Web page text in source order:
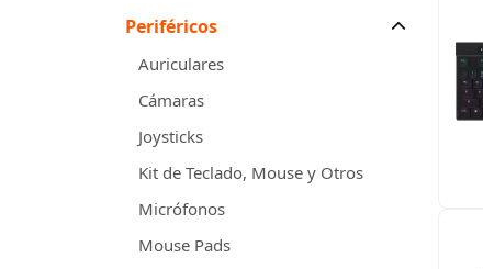
Periféricos
Auriculares
Cámaras
Joysticks
Kit de Teclado, Mouse y Otros
Micrófonos
Mouse Pads